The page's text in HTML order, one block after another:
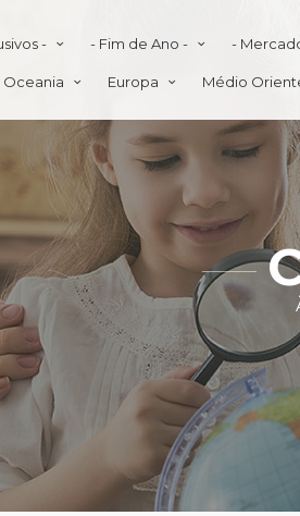
- - Fim de Ano - -
Oceania Europa Médio